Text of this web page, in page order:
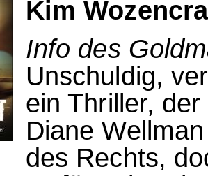
Kim
Info des
Unschuldig,
ein Thriller,
Diane
des Rechts,